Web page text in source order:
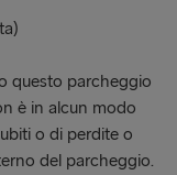
questo parcheggio
è in alcun modo
o di perdite o
del parcheggio.